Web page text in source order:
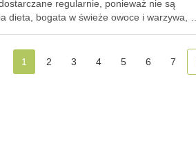
regularnie, ponieważ nie są
dieta, bogata w świeże owoce i warzywa, …
1 2 3 4 5 6 7